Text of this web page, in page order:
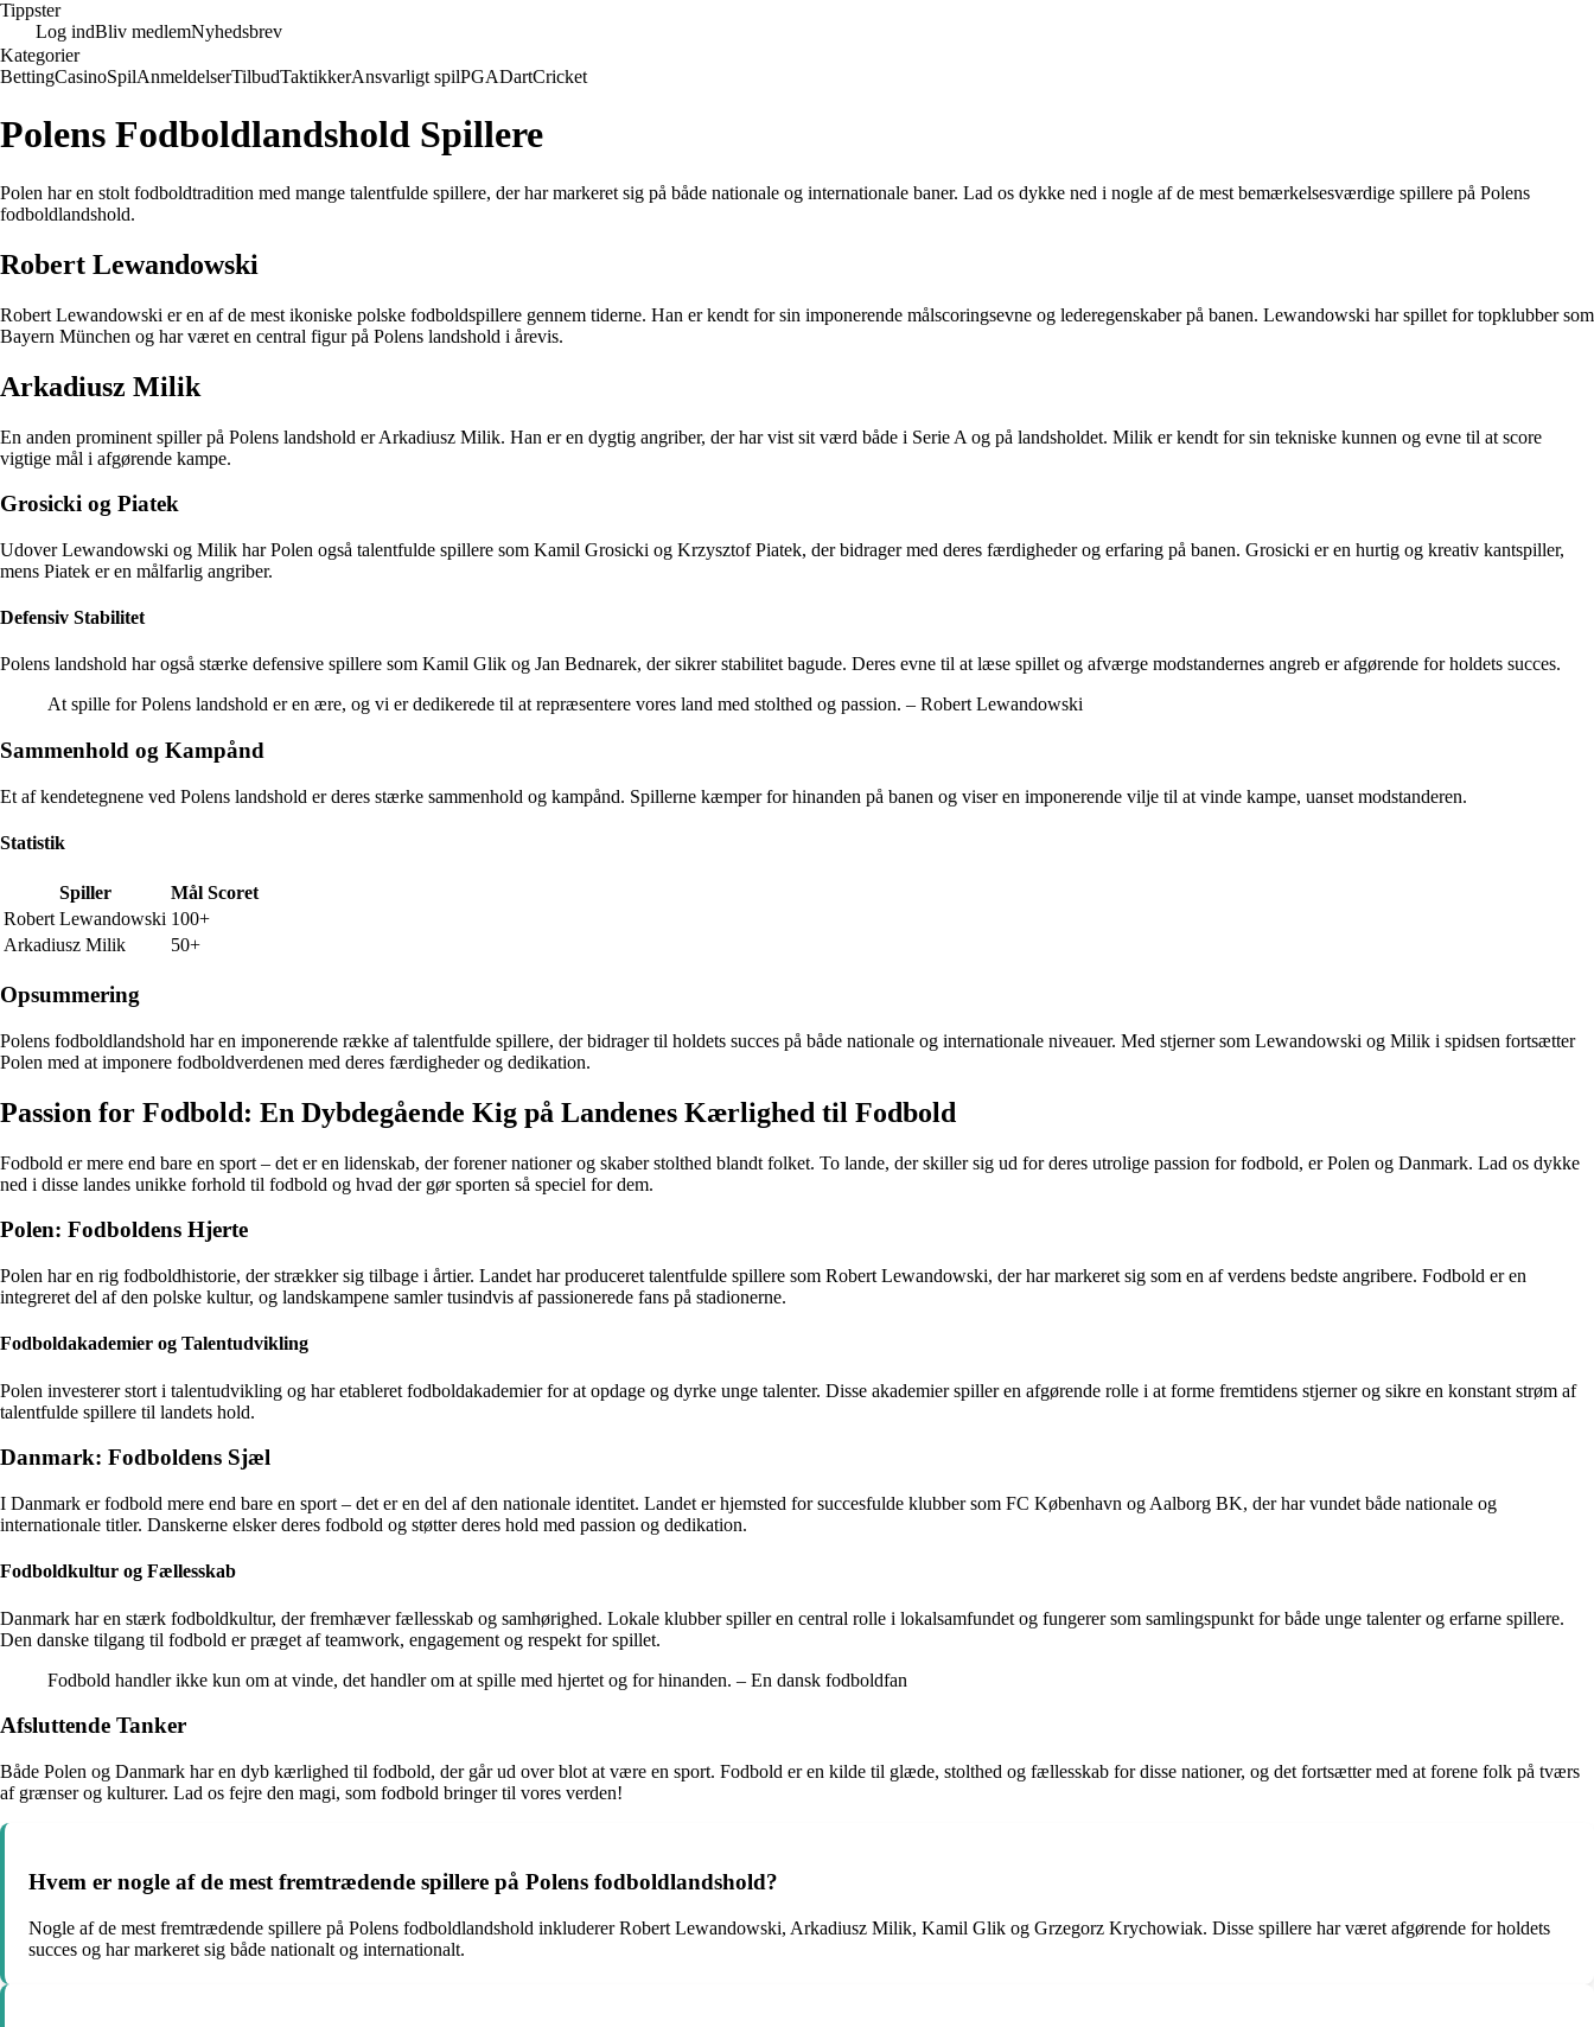
Tippster
Log indBliv medlemNyhedsbrev
Kategorier
BettingCasinoSpilAnmeldelserTilbudTaktikkerAnsvarligt spilPGADartCricket
Polens Fodboldlandshold Spillere
Polen har en stolt fodboldtradition med mange talentfulde spillere, der har markeret sig på både nationale og internationale baner. Lad os dykke ned i nogle af de mest bemærkelsesværdige spillere på Polens
fodboldlandshold.
Robert Lewandowski
Robert Lewandowski er en af de mest ikoniske polske fodboldspillere gennem tiderne. Han er kendt for sin imponerende målscoringsevne og lederegenskaber på banen. Lewandowski har spillet for topklubber som
Bayern München og har været en central figur på Polens landshold i årevis.
Arkadiusz Milik
En anden prominent spiller på Polens landshold er Arkadiusz Milik. Han er en dygtig angriber, der har vist sit værd både i Serie A og på landsholdet. Milik er kendt for sin tekniske kunnen og evne til at score
vigtige mål i afgørende kampe.
Grosicki og Piatek
Udover Lewandowski og Milik har Polen også talentfulde spillere som Kamil Grosicki og Krzysztof Piatek, der bidrager med deres færdigheder og erfaring på banen. Grosicki er en hurtig og kreativ kantspiller,
mens Piatek er en målfarlig angriber.
Defensiv Stabilitet
Polens landshold har også stærke defensive spillere som Kamil Glik og Jan Bednarek, der sikrer stabilitet bagude. Deres evne til at læse spillet og afværge modstandernes angreb er afgørende for holdets succes.
At spille for Polens landshold er en ære, og vi er dedikerede til at repræsentere vores land med stolthed og passion. – Robert Lewandowski
Sammenhold og Kampånd
Et af kendetegnene ved Polens landshold er deres stærke sammenhold og kampånd. Spillerne kæmper for hinanden på banen og viser en imponerende vilje til at vinde kampe, uanset modstanderen.
Statistik
Spiller
Mål Scoret
Robert Lewandowski 100+
Arkadiusz Milik
50+
Opsummering
Polens fodboldlandshold har en imponerende række af talentfulde spillere, der bidrager til holdets succes på både nationale og internationale niveauer. Med stjerner som Lewandowski og Milik i spidsen fortsætter
Polen med at imponere fodboldverdenen med deres færdigheder og dedikation.
Passion for Fodbold: En Dybdegående Kig på Landenes Kærlighed til Fodbold
Fodbold er mere end bare en sport – det er en lidenskab, der forener nationer og skaber stolthed blandt folket. To lande, der skiller sig ud for deres utrolige passion for fodbold, er Polen og Danmark. Lad os dykke
ned i disse landes unikke forhold til fodbold og hvad der gør sporten så speciel for dem.
Polen: Fodboldens Hjerte
Polen har en rig fodboldhistorie, der strækker sig tilbage i årtier. Landet har produceret talentfulde spillere som Robert Lewandowski, der har markeret sig som en af verdens bedste angribere. Fodbold er en
integreret del af den polske kultur, og landskampene samler tusindvis af passionerede fans på stadionerne.
Fodboldakademier og Talentudvikling
Polen investerer stort i talentudvikling og har etableret fodboldakademier for at opdage og dyrke unge talenter. Disse akademier spiller en afgørende rolle i at forme fremtidens stjerner og sikre en konstant strøm af
talentfulde spillere til landets hold.
Danmark: Fodboldens Sjæl
I Danmark er fodbold mere end bare en sport – det er en del af den nationale identitet. Landet er hjemsted for succesfulde klubber som FC København og Aalborg BK, der har vundet både nationale og
internationale titler. Danskerne elsker deres fodbold og støtter deres hold med passion og dedikation.
Fodboldkultur og Fællesskab
Danmark har en stærk fodboldkultur, der fremhæver fællesskab og samhørighed. Lokale klubber spiller en central rolle i lokalsamfundet og fungerer som samlingspunkt for både unge talenter og erfarne spillere.
Den danske tilgang til fodbold er præget af teamwork, engagement og respekt for spillet.
Fodbold handler ikke kun om at vinde, det handler om at spille med hjertet og for hinanden. – En dansk fodboldfan
Afsluttende Tanker
Både Polen og Danmark har en dyb kærlighed til fodbold, der går ud over blot at være en sport. Fodbold er en kilde til glæde, stolthed og fællesskab for disse nationer, og det fortsætter med at forene folk på tværs
af grænser og kulturer. Lad os fejre den magi, som fodbold bringer til vores verden!
Hvem er nogle af de mest fremtrædende spillere på Polens fodboldlandshold?
Nogle af de mest fremtrædende spillere på Polens fodboldlandshold inkluderer Robert Lewandowski, Arkadiusz Milik, Kamil Glik og Grzegorz Krychowiak. Disse spillere har været afgørende for holdets
succes og har markeret sig både nationalt og internationalt.